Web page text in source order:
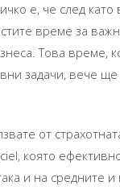
е, че след като
време за
Това време,
задачи, вече
от
която
и на средните и